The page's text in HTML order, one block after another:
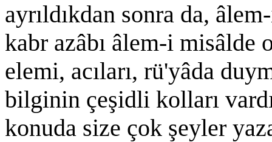
ayrıldıkdan sonra da,
kabr azâbı âlem-i misâlde
elemi, acıları, rü'yâda
bilginin çeşidli kolları
konuda size çok şeyler